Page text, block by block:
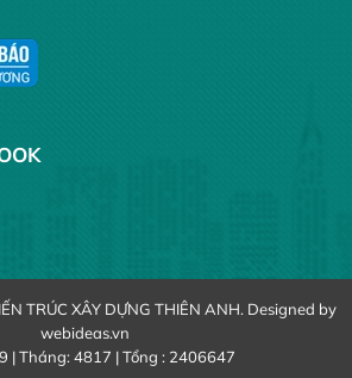
TRÚC XÂY DỰNG THIÊN ANH. Designed by
webideas.vn
| Tháng: 4817 | Tổng : 2406647